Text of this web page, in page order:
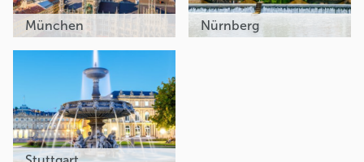
München Nürnberg